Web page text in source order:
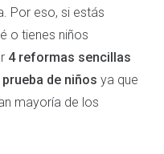
Por eso, si estás
o tienes niños
4 reformas sencillas
de niños ya que
mayoría de los